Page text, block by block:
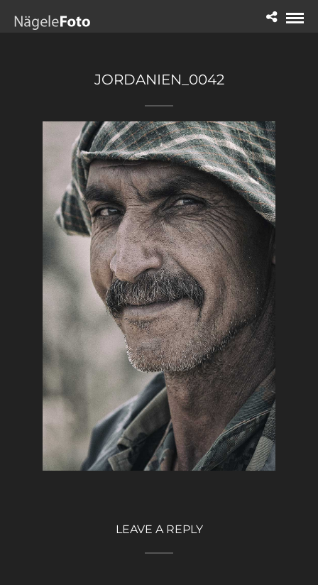
JORDANIEN_0042
LEAVE A REPLY